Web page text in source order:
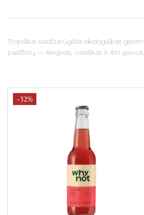
Tropiškai saldžiarūgštis ekologiškas
pasiflorų — lengvas, vaisiškas ir itin gaivus.
-32%